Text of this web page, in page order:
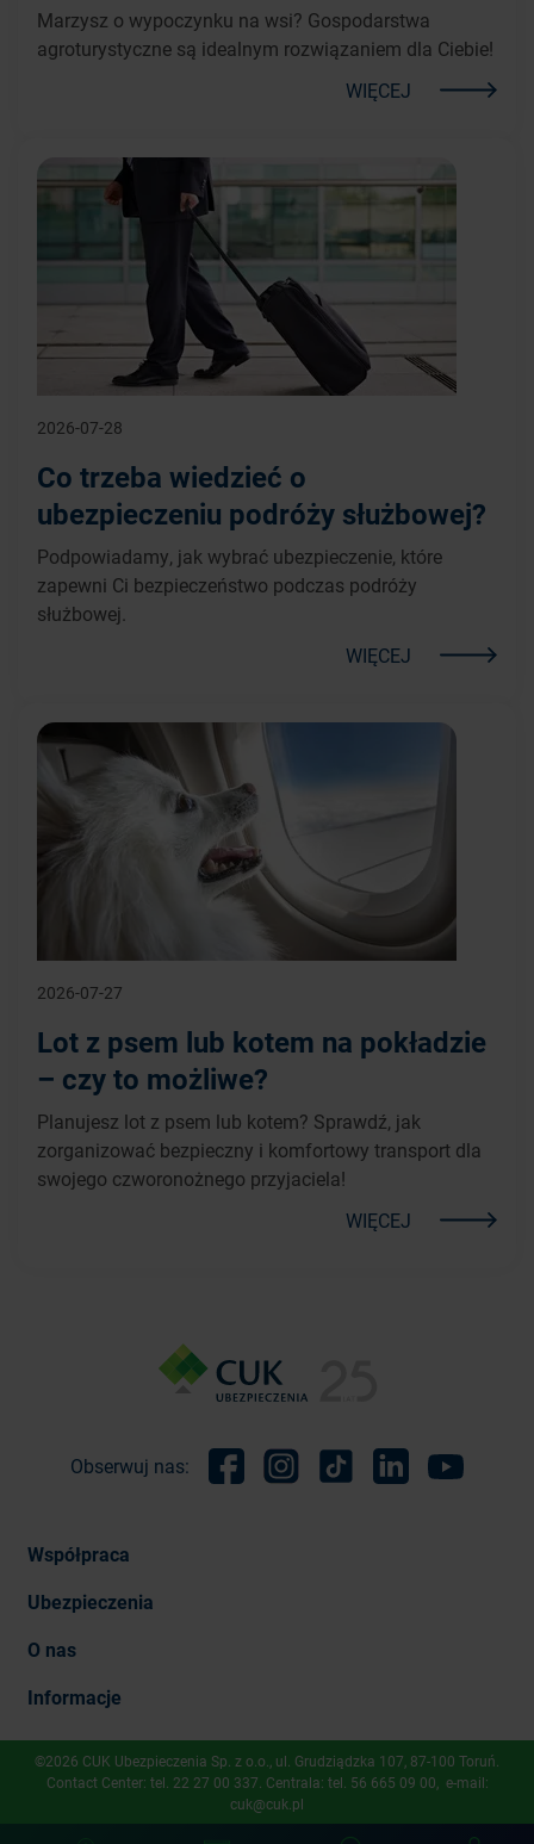
Marzysz o wypoczynku na wsi? Gospodarstwa
agroturystyczne są idealnym rozwiązaniem dla Ciebie!
WIĘCEJ
2026-07-28
Co trzeba wiedzieć o
ubezpieczeniu podróży służbowej?
Podpowiadamy, jak wybrać ubezpieczenie, które
zapewni Ci bezpieczeństwo podczas podróży
służbowej.
WIĘCEJ
2026-07-27
Lot z psem lub kotem na pokładzie
– czy to możliwe?
Planujesz lot z psem lub kotem? Sprawdź, jak
zorganizować bezpieczny i komfortowy transport dla
swojego czworonożnego przyjaciela!
WIĘCEJ
Obserwuj nas:
Współpraca
Ubezpieczenia
O nas
Informacje
©2026 CUK Ubezpieczenia Sp. z o.o., ​ul. Grudziądzka 107, 87-100 Toruń.
Contact Center: tel. 22 27 00 337 . Centrala: tel. 56 665 09 00 , e-mail:
cuk@cuk.pl